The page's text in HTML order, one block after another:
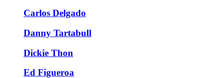
Carlos Delgado
Danny Tartabull
Dickie Thon
Ed Figueroa